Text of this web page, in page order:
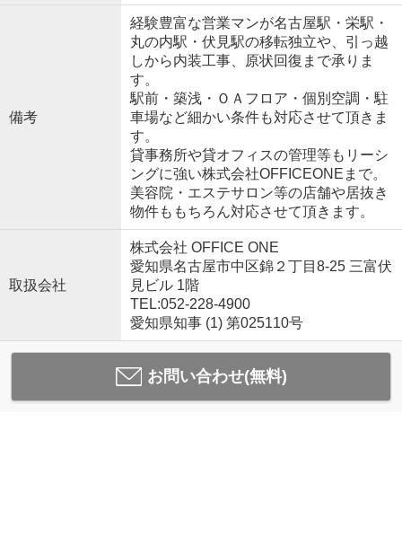
備考
経験豊富な営業マンが名古屋駅・栄駅・
丸の内駅・伏見駅の移転独立や、引っ越
しから内装工事、原状回復まで承りま
す。
駅前・築浅・ＯＡフロア・個別空調・駐
車場など細かい条件も対応させて頂きま
す。
貸事務所や貸オフィスの管理等もリーシ
ングに強い株式会社OFFICEONEまで。
美容院・エステサロン等の店舗や居抜き
物件ももちろん対応させて頂きます。
取扱会社
株式会社 OFFICE ONE
愛知県名古屋市中区錦２丁目8-25 三富伏
見ビル 1階
TEL:052-228-4900
愛知県知事 (1) 第025110号
お問い合わせ(無料)